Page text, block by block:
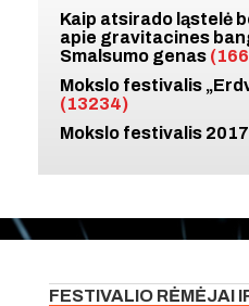
Kaip atsirado ląstelė
apie gravitacines
Smalsumo genas
Mokslo festivalis
(13234)
Mokslo festivalis 2017
FESTIVALIO RĖMĖJAI